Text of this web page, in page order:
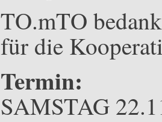
TO.mTO
für die
Termin:
SAMSTAG